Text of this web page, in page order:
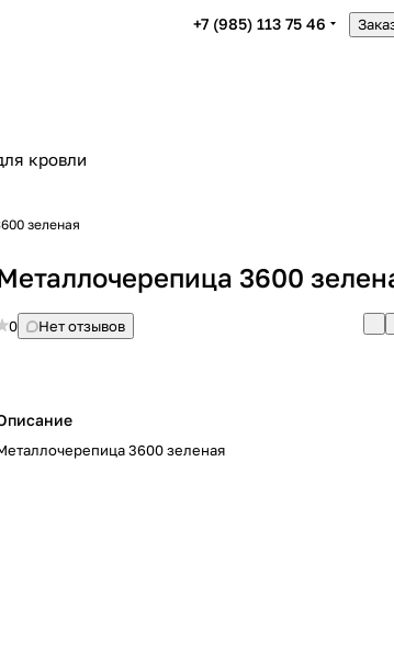
+7 (985) 113 75 46
кровли
зеленая
3600
0 Нет отзывов
3600 зеленая